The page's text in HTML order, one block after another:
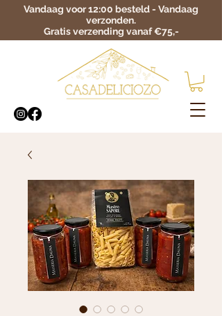
Vandaag voor 12:00 besteld - Vandaag
verzonden.
Gratis verzending vanaf €75,-